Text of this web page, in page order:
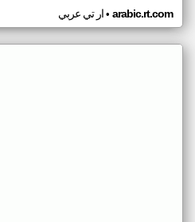
ار تي عربي• arabic.rt.com